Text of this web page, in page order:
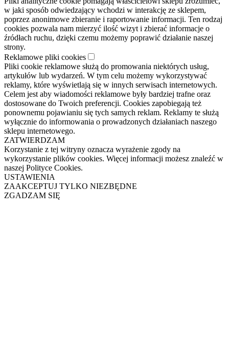
w jaki sposób odwiedzający wchodzi w interakcję ze sklepem,
poprzez anonimowe zbieranie i raportowanie informacji. Ten rodzaj
cookies pozwala nam mierzyć ilość wizyt i zbierać informacje o
źródłach ruchu, dzięki czemu możemy poprawić działanie naszej
strony.
Reklamowe pliki cookies
Pliki cookie reklamowe służą do promowania niektórych usług,
artykułów lub wydarzeń. W tym celu możemy wykorzystywać
reklamy, które wyświetlają się w innych serwisach internetowych.
Celem jest aby wiadomości reklamowe były bardziej trafne oraz
dostosowane do Twoich preferencji. Cookies zapobiegają też
ponownemu pojawianiu się tych samych reklam. Reklamy te służą
wyłącznie do informowania o prowadzonych działaniach naszego
sklepu internetowego.
ZATWIERDZAM
Korzystanie z tej witryny oznacza wyrażenie zgody na
wykorzystanie plików cookies. Więcej informacji możesz znaleźć w
naszej Polityce Cookies.
USTAWIENIA
ZAAKCEPTUJ TYLKO NIEZBĘDNE
ZGADZAM SIĘ